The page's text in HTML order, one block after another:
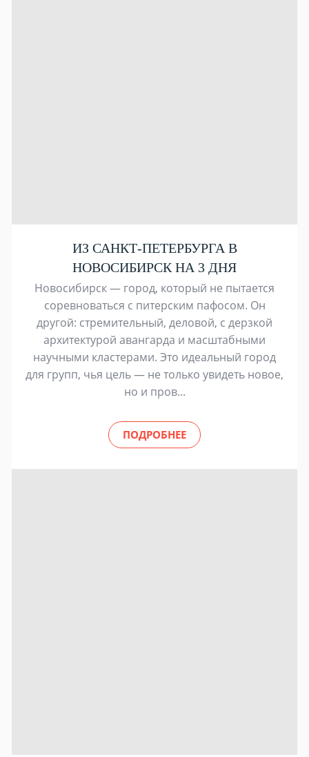
ИЗ САНКТ-ПЕТЕРБУРГА В
НОВОСИБИРСК НА 3 ДНЯ
Новосибирск — город, который не пытается
соревноваться с питерским пафосом. Он
другой: стремительный, деловой, с дерзкой
архитектурой авангарда и масштабными
научными кластерами. Это идеальный город
для групп, чья цель — не только увидеть новое,
но и пров...
ПОДРОБНЕЕ